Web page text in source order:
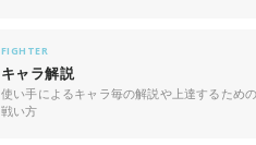
FIGHTER
キャラ解説
使い手によるキャラ毎の解説や上達するため
戦い方